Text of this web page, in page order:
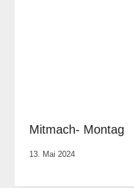
Mitmach- Montag
Von
Krause
13. Mai 2024